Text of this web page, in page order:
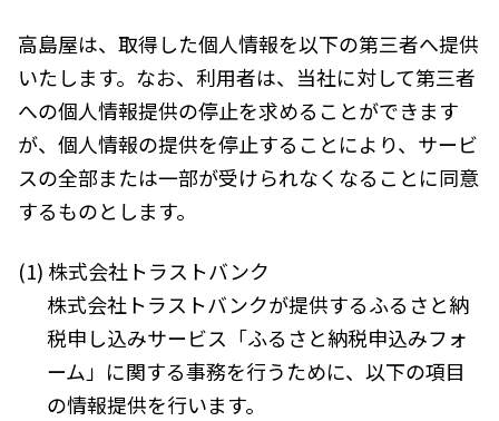
高島屋は、取得した個人情報を以下の第三者へ提供
いたします。なお、利用者は、当社に対して第三者
への個人情報提供の停止を求めることができます
が、個人情報の提供を停止することにより、サービ
スの全部または一部が受けられなくなることに同意
するものとします。
(1) 株式会社トラストバンク
株式会社トラストバンクが提供するふるさと納
税申し込みサービス「ふるさと納税申込みフォ
ーム」に関する事務を行うために、以下の項目
の情報提供を行います。